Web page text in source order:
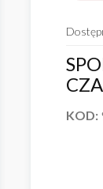
KOD: